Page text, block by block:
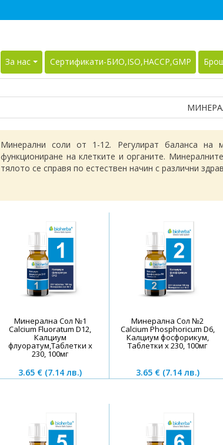
За нас Сертификати-БИО,ISO,HACCP,GMP
Mинерални соли от 1-12. Регулират баланса
функциониране на клетките и органите.
тялото се справя по естествен начин с различни
Минерална Сол №1
Calcium Fluoratum D12,
Калциум
флуоратум,Таблетки х
230, 100мг
3.65 € (7.14 лв.)
Минерална Сол №2
Calcium Phosphoricum D6,
Калциум фосфорикум,
Таблетки х 230, 100мг
3.65 € (7.14 лв.)